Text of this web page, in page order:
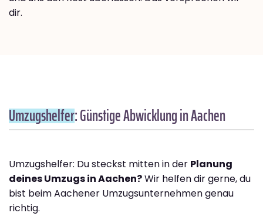
dir.
Umzugshelfer: Günstige Abwicklung in Aachen
Umzugshelfer: Du steckst mitten in der Planung
deines Umzugs in Aachen?Wir helfen dir gerne, du
bist beim Aachener Umzugsunternehmen genau
richtig.